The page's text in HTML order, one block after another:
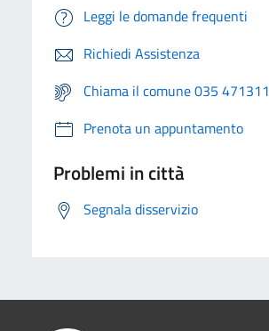
Leggi le domande frequenti
Richiedi Assistenza
Chiama il comune 035 471311
Prenota un appuntamento
Problemi in città
Segnala disservizio